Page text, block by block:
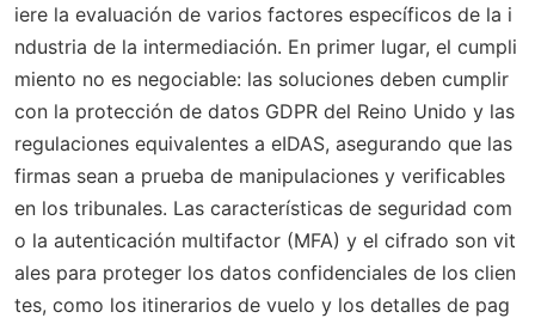
iere la evaluación de varios factores específicos de la i
ndustria de la intermediación. En primer lugar, el cumpli
miento no es negociable: las soluciones deben cumplir
con la protección de datos GDPR del Reino Unido y las
regulaciones equivalentes a eIDAS, asegurando que las
firmas sean a prueba de manipulaciones y verificables
en los tribunales. Las características de seguridad com
o la autenticación multifactor (MFA) y el cifrado son vit
ales para proteger los datos confidenciales de los clien
tes, como los itinerarios de vuelo y los detalles de pag